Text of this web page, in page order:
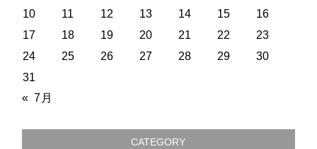
10
11 12 13 14 15
16
17
18 19 20 21 22
23
24
25 26 27 28 29
30
31
« 7月
CATEGORY